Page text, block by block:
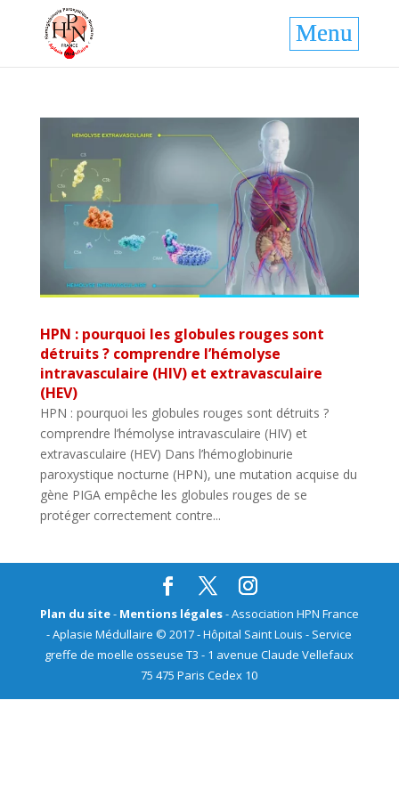
HPN : pourquoi les globules rouges sont
détruits ? comprendre l’hémolyse
intravasculaire (HIV) et extravasculaire
(HEV)
HPN : pourquoi les globules rouges sont détruits ?
comprendre l’hémolyse intravasculaire (HIV) et
extravasculaire (HEV) Dans l’hémoglobinurie
paroxystique nocturne (HPN), une mutation acquise du
gène PIGA empêche les globules rouges de se
protéger correctement contre...
Plan du site- Mentions légales- Association HPN France
- Aplasie Médullaire © 2017 - Hôpital Saint Louis - Service
greffe de moelle osseuse T3 - 1 avenue Claude Vellefaux
75 475 Paris Cedex 10